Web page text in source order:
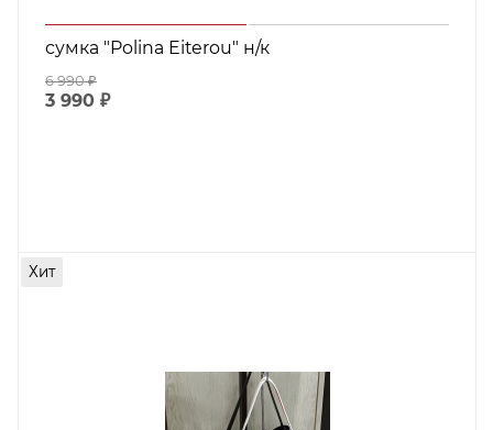
сумка "Polina Eiterou" н/к
6 990₽
3 990 ₽
Хит